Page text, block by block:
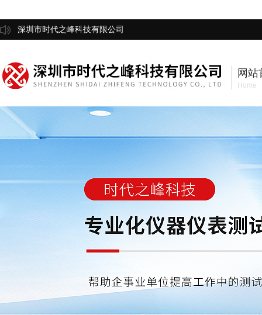
深圳市时代之峰科技有限公司
网站
Home